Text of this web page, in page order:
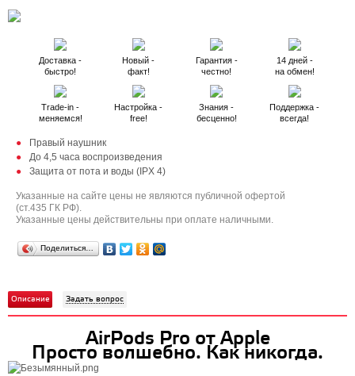
Доставка -
быстро!
Новый -
факт!
Гарантия -
честно!
14 дней -
на обмен!
Trade-in -
меняемся!
Настройка -
free!
Знания -
бесценно!
Поддержка -
всегда!
Правый наушник
До 4,5 часа воспроизведения
Защита от пота и воды (IPX 4)
Указанные на сайте цены не являются публичной офертой
(ст.435 ГК РФ).
Указанные цены действительны при оплате наличными.
Поделиться…
Описание Задать вопрос
AirPods Pro от Apple
Просто волшебно. Как никогда.